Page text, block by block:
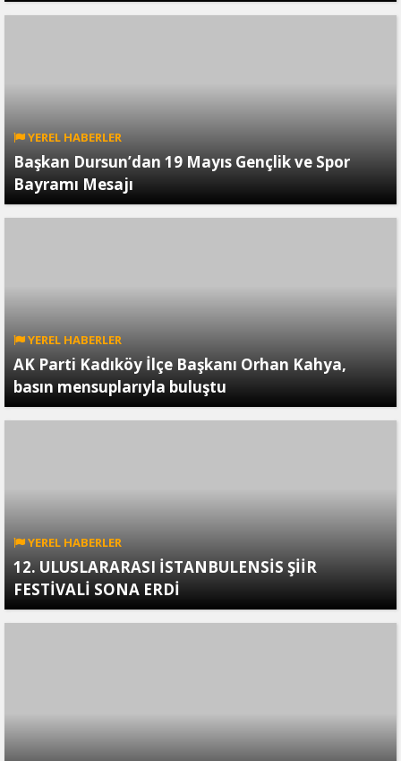
YEREL HABERLER
Başkan Dursun’dan 19 Mayıs Gençlik ve Spor
Bayramı Mesajı
YEREL HABERLER
AK Parti Kadıköy İlçe Başkanı Orhan Kahya,
basın mensuplarıyla buluştu
YEREL HABERLER
12. ULUSLARARASI İSTANBULENSİS ŞİİR
FESTİVALİ SONA ERDİ